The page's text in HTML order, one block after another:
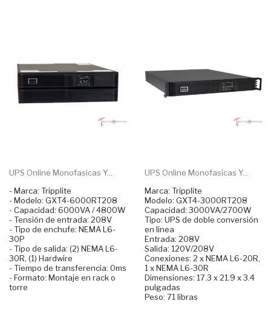
UPS Online Monofasicas Y...
- Marca: Tripplite
- Modelo: GXT4-6000RT208
- Capacidad: 6000VA / 4800W
- Tensión de entrada: 208V
- Tipo de enchufe: NEMA L6-
30P
- Tipo de salida: (2) NEMA L6-
30R, (1) Hardwire
- Tiempo de transferencia: 0ms
- Formato: Montaje en rack o
torre
UPS Online Monofasicas Y...
Marca: Tripplite
Modelo: GXT4-3000RT208
Capacidad: 3000VA/2700W
Tipo: UPS de doble conversión
en línea
Entrada: 208V
Salida: 120V/208V
Conexiones: 2 x NEMA L6-20R,
1 x NEMA L6-30R
Dimensiones: 17.3 x 21.9 x 3.4
pulgadas
Peso: 71 libras